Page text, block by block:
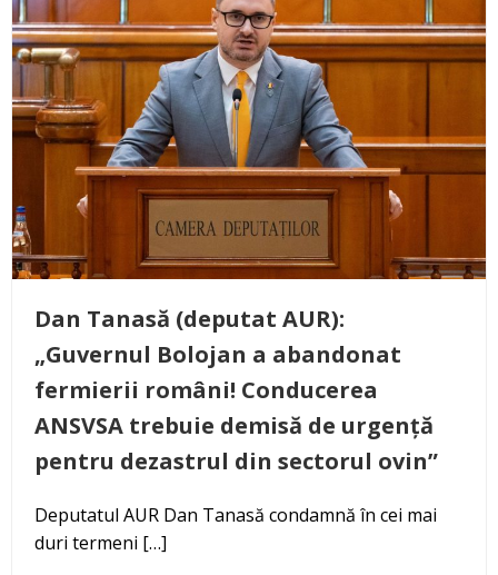
Dan Tanasă (deputat AUR):
„Guvernul Bolojan a abandonat
fermierii români! Conducerea
ANSVSA trebuie demisă de urgență
pentru dezastrul din sectorul ovin”
Deputatul AUR Dan Tanasă condamnă în cei mai
duri termeni […]